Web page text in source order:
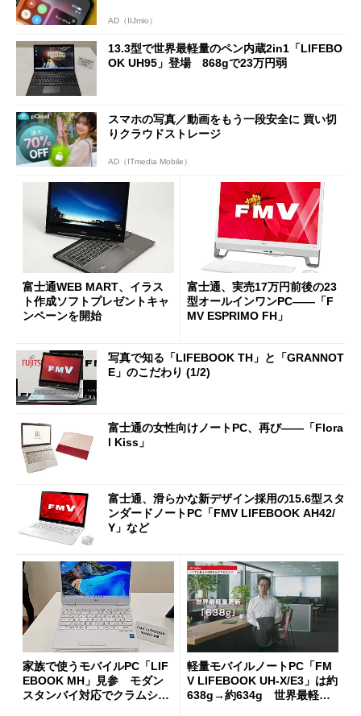
AD（IIJmio）
13.3型で世界最軽量のペン内蔵2in1「LIFEBO
OK UH95」登場 868gで23万円弱
スマホの写真／動画をもう一段安全に 買い切
りクラウドストレージ
AD（ITmedia Mobile）
富士通WEB MART、イラス
ト作成ソフトプレゼントキャ
ンペーンを開始
富士通、実売17万円前後の23
型オールインワンPC――「F
MV ESPRIMO FH」
写真で知る「LIFEBOOK TH」と「GRANNOT
E」のこだわり (1/2)
富士通の女性向けノートPC、再び――「Flora
l Kiss」
富士通、滑らかな新デザイン採用の15.6型スタ
ンダードノートPC「FMV LIFEBOOK AH42/
Y」など
家族で使うモバイルPC「LIF
EBOOK MH」見参 モダン
スタンバイ対応でクラムシェ
軽量モバイルノートPC「FM
V LIFEBOOK UH-X/E3」は約
638g→約634g 世界最軽量